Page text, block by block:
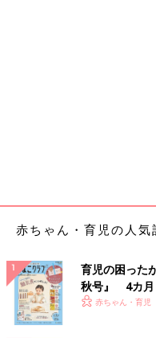
赤ちゃん・育児の人気
育児の困った
秋号』 4カ月
いっぱい！
赤ちゃん・育児